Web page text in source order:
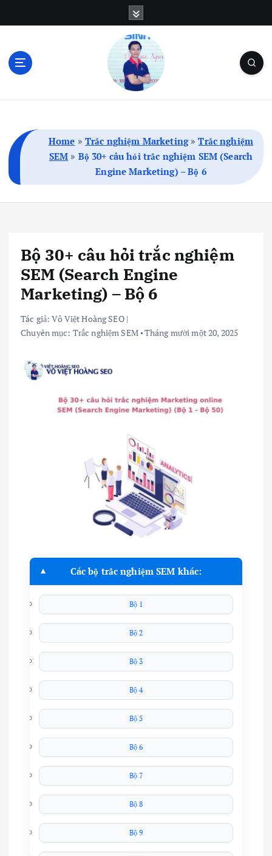
Home »Trắc nghiệm Marketing»Trắc nghiệm
SEM » Bộ 30+ câu hỏi trắc nghiệm SEM (Search
Engine Marketing) – Bộ 6
Bộ 30+ câu hỏi trắc nghiệm
SEM (Search Engine
Marketing) – Bộ 6
Tác giả:Võ Việt Hoàng SEO|
Chuyên mục: Trắc nghiệm SEM Tháng mười một 20, 2025
Các bộ trắc nghiệm SEM khác:
Bộ 1
Bộ 2
Bộ 3
Bộ 4
Bộ 5
Bộ 6
Bộ 7
Bộ 8
Bộ 9